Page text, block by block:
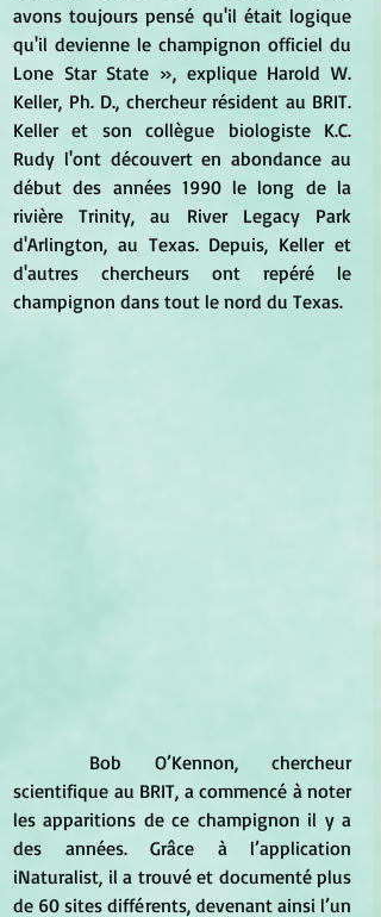
avons toujours pensé qu'il était logique
qu'il devienne le champignon officiel du
Lone Star State », explique Harold W.
Keller, Ph. D., chercheur résident au BRIT.
Keller et son collègue biologiste K.C.
Rudy l'ont découvert en abondance au
début des années 1990 le long de la
rivière Trinity, au River Legacy Park
d'Arlington, au Texas. Depuis, Keller et
d'autres chercheurs ont repéré le
champignon dans tout le nord du Texas.
Bob O’Kennon, chercheur
scientifique au BRIT, a commencé à noter
les apparitions de ce champignon il y a
des années. Grâce à l’application
iNaturalist, il a trouvé et documenté plus
de 60 sites différents, devenant ainsi l’un